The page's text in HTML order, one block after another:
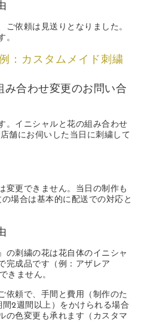
ご依頼は見送りとなりました。
。
：カスタムメイド刺繍
合わせ変更のお問い合
。イニシャルと花の組み合わせ
舗にお伺いした当日に刺繍して
変更できません。当日の制作も
場合は基本的に配送での対応と
の刺繍の花は花自体のイニシャ
完成品です（例：アザレア
きません。
依頼で、手間と費用（制作のた
2週間以上）をかけられる場合
の色変更も承れます（カスタマ